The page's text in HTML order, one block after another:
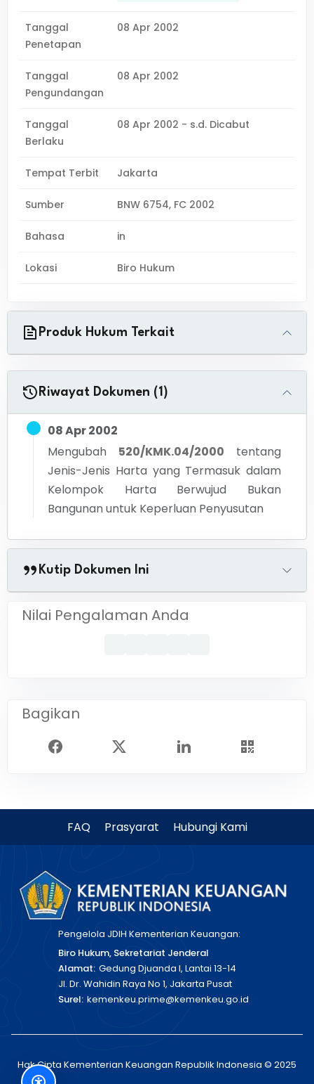
Tanggal
Penetapan
08 Apr 2002
Tanggal
Pengundangan
08 Apr 2002
Tanggal
Berlaku
08 Apr 2002 - s.d. Dicabut
Tempat Terbit Jakarta
Sumber BNW 6754, FC 2002
Bahasa in
Lokasi Biro Hukum
Produk Hukum Terkait
Riwayat Dokumen (1)
08 Apr 2002
Mengubah
520/KMK.04/2000
tentang
Jenis-Jenis Harta yang Termasuk dalam
Kelompok Harta Berwujud Bukan
Bangunan untuk Keperluan Penyusutan
Kutip Dokumen Ini
Nilai Pengalaman Anda
Bagikan
FAQ Prasyarat Hubungi Kami
Pengelola JDIH Kementerian Keuangan:
Biro Hukum, Sekretariat Jenderal
Alamat: Gedung Djuanda I, Lantai 13-14
Jl. Dr. Wahidin Raya No 1, Jakarta Pusat
Surel: kemenkeu.prime@kemenkeu.go.id
Hak Cipta Kementerian Keuangan Republik Indonesia © 2025